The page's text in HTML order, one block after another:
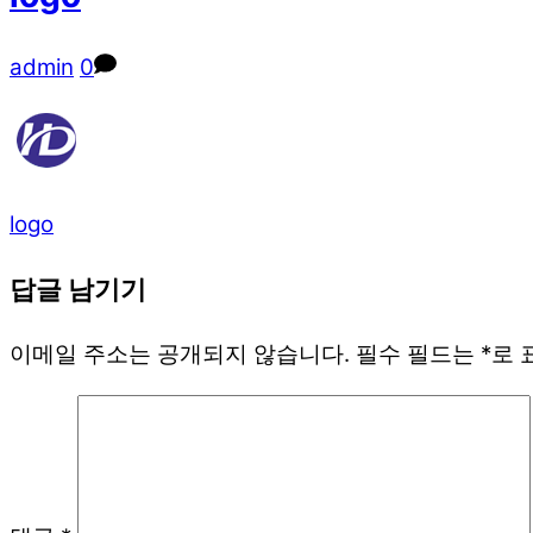
admin 0
logo
답글 남기기
이메일 주소는 공개되지 않습니다. 필수 필드는 *로